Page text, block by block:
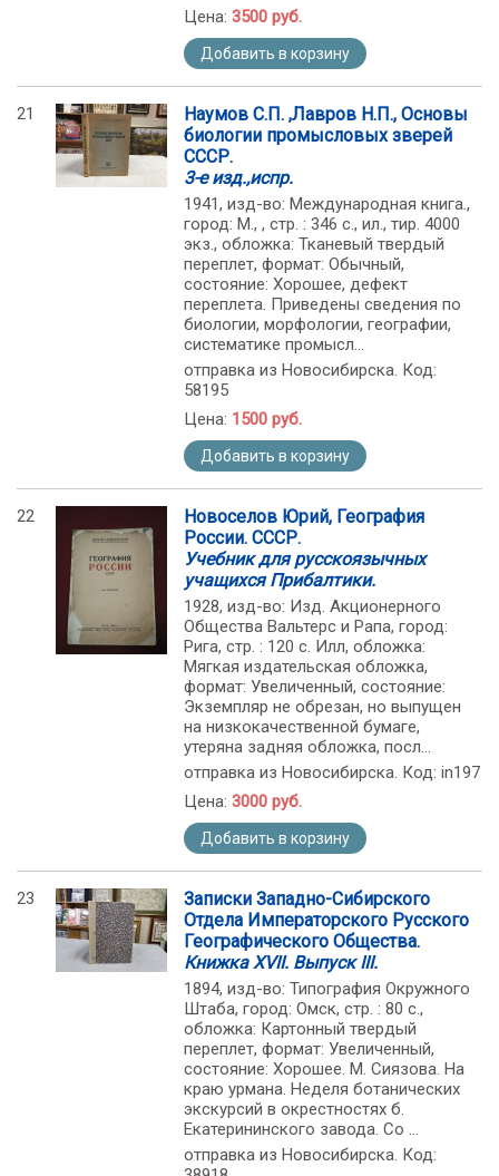
Цена: 3500 руб.
Добавить в корзину
21
Наумов С.П. ,Лавров Н.П., Основы
биологии промысловых зверей
СССР.
3-е изд.,испр.
1941, изд-во: Международная книга.,
город: М., , стр. : 346 с., ил., тир. 4000
экз., обложка: Тканевый твердый
переплет, формат: Обычный,
состояние: Хорошее, дефект
переплета. Приведены сведения по
биологии, морфологии, географии,
систематике промысл...
отправка из Новосибирска. Код:
58195
Цена: 1500 руб.
Добавить в корзину
22
Новоселов Юрий, География
России. СССР.
Учебник для русскоязычных
учащихся Прибалтики.
1928, изд-во: Изд. Акционерного
Общества Вальтерс и Рапа, город:
Рига, стр. : 120 с. Илл, обложка:
Мягкая издательская обложка,
формат: Увеличенный, состояние:
Экземпляр не обрезан, но выпущен
на низкокачественной бумаге,
утеряна задняя обложка, посл...
отправка из Новосибирска. Код: in197
Цена: 3000 руб.
Добавить в корзину
23
Записки Западно-Сибирского
Отдела Императорского Русского
Географического Общества.
Книжка XVII. Выпуск III.
1894, изд-во: Типография Окружного
Штаба, город: Омск, стр. : 80 с.,
обложка: Картонный твердый
переплет, формат: Увеличенный,
состояние: Хорошее. М. Сиязова. На
краю урмана. Неделя ботанических
экскурсий в окрестностях б.
Екатерининского завода. Со ...
отправка из Новосибирска. Код: